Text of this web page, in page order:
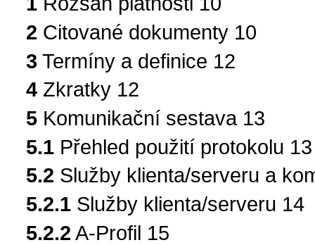
2 Citované dokumenty 10
3 Termíny a definice 12
4 Zkratky 12
5 Komunikační sestava 13
5.1 Přehled použití protokolu 13
5.2 Služby klienta/serveru a
5.2.1 Služby klienta/serveru 14
5.2.2 A-Profil 15